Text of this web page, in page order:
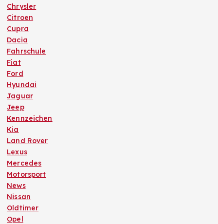
Chrysler
Citroen
Cupra
Dacia
Fahrschule
Fiat
Ford
Hyundai
Jaguar
Jeep
Kennzeichen
Kia
Land Rover
Lexus
Mercedes
Motorsport
News
Nissan
Oldtimer
Opel